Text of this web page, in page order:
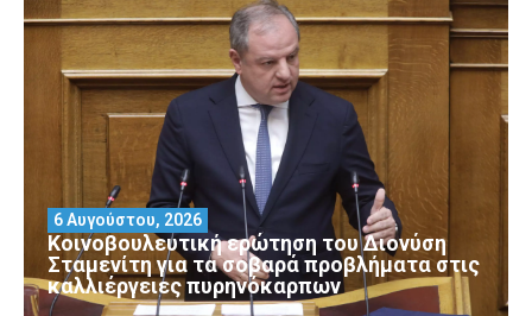
Κοινοβουλευτική ερώτηση του Διονύση
Σταμενίτη για τα σοβαρά προβλήματα στις
καλλιέργειες πυρηνόκαρπων
6 Αυγούστου, 2026